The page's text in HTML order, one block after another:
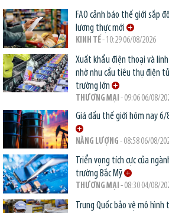
FAO cảnh báo thế giới sắp
lương thực mới
KINH TẾ- 10:29 06/08/2026
Xuất khẩu điện thoại và
nhờ nhu cầu tiêu thụ điện
trường lớn
THƯƠNG MẠI - 09:06 06/08/
Giá dầu thế giới hôm nay 6/
NĂNG LƯỢNG - 08:58 06/08/
Triển vọng tích cực của
trường Bắc Mỹ
THƯƠNG MẠI - 08:30 04/08/
Trung Quốc bảo vệ mô